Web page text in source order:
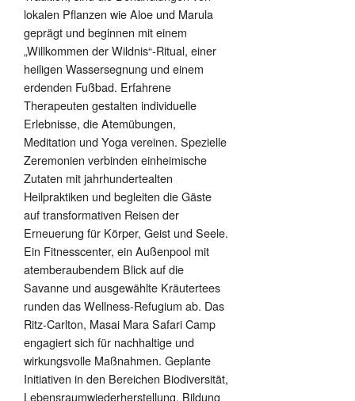
lokalen Pflanzen wie Aloe und Marula
geprägt und beginnen mit einem
„Willkommen der Wildnis“-Ritual, einer
heiligen Wassersegnung und einem
erdenden Fußbad. Erfahrene
Therapeuten gestalten individuelle
Erlebnisse, die Atemübungen,
Meditation und Yoga vereinen. Spezielle
Zeremonien verbinden einheimische
Zutaten mit jahrhundertealten
Heilpraktiken und begleiten die Gäste
auf transformativen Reisen der
Erneuerung für Körper, Geist und Seele.
Ein Fitnesscenter, ein Außenpool mit
atemberaubendem Blick auf die
Savanne und ausgewählte Kräutertees
runden das Wellness-Refugium ab. Das
Ritz-Carlton, Masai Mara Safari Camp
engagiert sich für nachhaltige und
wirkungsvolle Maßnahmen. Geplante
Initiativen in den Bereichen Biodiversität,
Lebensraumwiederherstellung, Bildung